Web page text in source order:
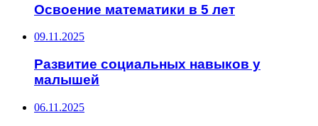
Освоение математики в 5 лет
09.11.2025
Развитие социальных навыков у
малышей
06.11.2025